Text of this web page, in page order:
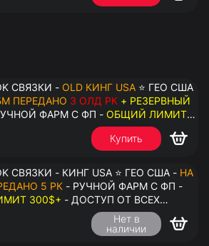
СВЯЗКИ - OLD КИНГ USA ⭐ ГЕО США
ПЕРЕДАНО 3 ОЛД РК + РЕЗЕРВНЫЙ
ФАРМ С ФП - ОБЩИЙ ЛИМИТ
ОТ ВСЕХ АККАУНТОВ -
АНТИДЕТЕКТ
Купить
СВЯЗКИ - КИНГ USA ⭐ ГЕО США - НА
5 РК - РУЧНОЙ ФАРМ С ФП -
300$+ - ДОСТУП ОТ ВСЕХ
- ПЕРЕДАЧА В АНТИДЕТЕКТ
Нет в
наличии